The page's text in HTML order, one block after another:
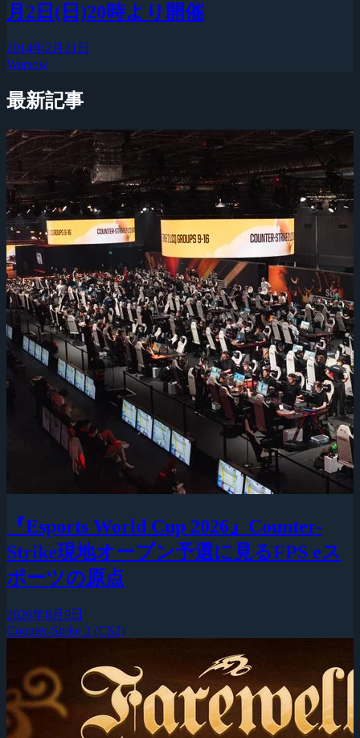
月2日(日)20時より開催
2014年2月21日
Warsow
最新記事
『Esports World Cup 2026』Counter-
Strike現地オープン予選に見るFPS eス
ポーツの原点
2026年8月9日
Counter-Strike 2 (CS2)